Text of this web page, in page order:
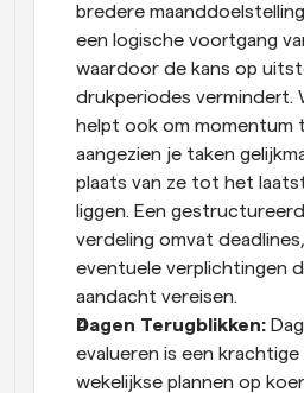
bredere
een logische voortgang
waardoor de kans op
drukperiodes vermindert.
helpt ook om momentum
aangezien je taken
plaats van ze tot het
liggen. Een
verdeling omvat
eventuele verplichtingen
aandacht vereisen.
Dagen Terugblikken:
evalueren is een
wekelijkse plannen op